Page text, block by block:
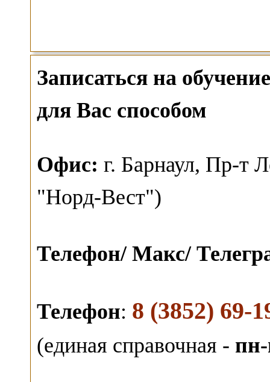
Записаться на
для Вас способом
Офис: г. Барнаул, Пр-т
"Норд-Вест")
Телефон/ Макс/
Телефон: 8 (3852) 69-
(единая справочная -